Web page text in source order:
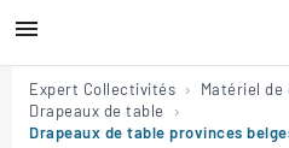

Expert Collectivités
Matériel de
Drapeaux de table
Drapeaux de table provinces